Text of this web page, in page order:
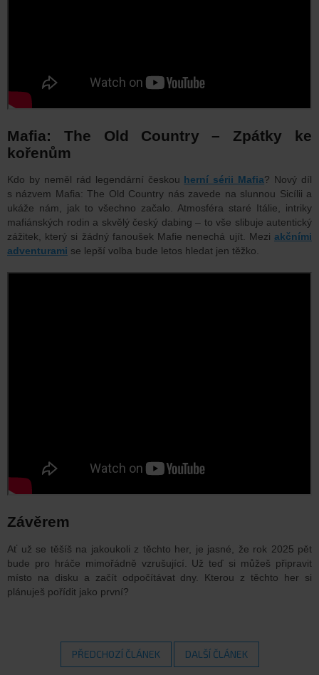
Mafia: The Old Country – Zpátky ke
kořenům
Kdo by neměl rád legendární českou herní sérii Mafia? Nový díl
s názvem Mafia: The Old Country nás zavede na slunnou Sicílii a
ukáže nám, jak to všechno začalo. Atmosféra staré Itálie, intriky
mafiánských rodin a skvělý český dabing – to vše slibuje autentický
zážitek, který si žádný fanoušek Mafie nenechá ujít. Mezi akčními
adventurami se lepší volba bude letos hledat jen těžko.
Závěrem
Ať už se těšíš na jakoukoli z těchto her, je jasné, že rok 2025 pět
bude pro hráče mimořádně vzrušující. Už teď si můžeš připravit
místo na disku a začít odpočítávat dny. Kterou z těchto her si
plánuješ pořídit jako první?
PŘEDCHOZÍ ČLÁNEK DALŠÍ ČLÁNEK